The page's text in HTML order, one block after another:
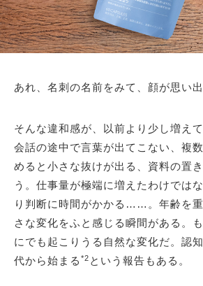
あれ、名刺の名前をみて、顔が思
そんな違和感が、以前より少し増え
会話の途中で言葉が出てこない、複
めると小さな抜けが出る、資料の置
う。仕事量が極端に増えたわけでは
り判断に時間がかかる……。年齢を
さな変化をふと感じる瞬間がある。
にでも起こりうる自然な変化だ。認
代から始まる *2 という報告もある。